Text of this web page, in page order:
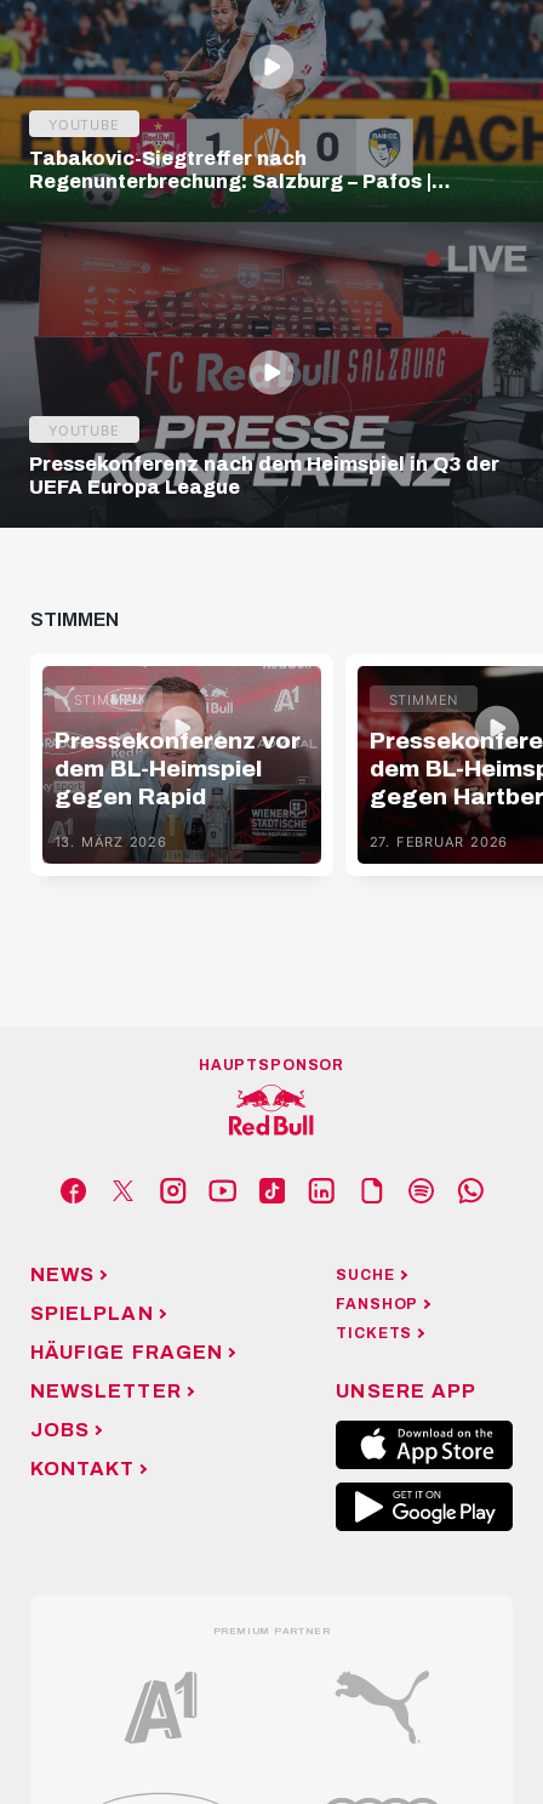
YOUTUBE
Tabakovic-Siegtreffer nach
Regenunterbrechung: Salzburg – Pafos |
Highlights | Europa League Q3
YOUTUBE
Pressekonferenz nach dem Heimspiel in Q3 der
UEFA Europa League
STIMMEN
STIMMEN
Pressekonferenz vor
dem BL-Heimspiel
gegen Rapid
13. MÄRZ 2026
STIMMEN
dem BL-
gegen
27. FEBRUAR 2026
HAUPTSPONSOR
NEWS
SPIELPLAN
HÄUFIGE FRAGEN
NEWSLETTER
JOBS
KONTAKT
SUCHE
FANSHOP
TICKETS
UNSERE APP
PREMIUM PARTNER